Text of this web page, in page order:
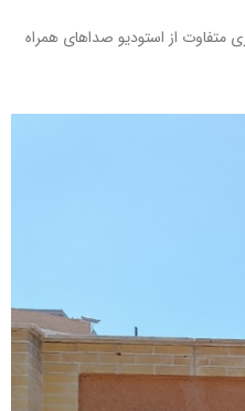
متفاوت از استودیو صداهای همراه